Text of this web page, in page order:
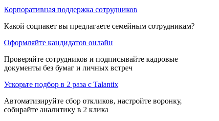
Корпоративная поддержка сотрудников
Какой соцпакет вы предлагаете семейным сотрудникам?
Оформляйте кандидатов онлайн
Проверяйте сотрудников и подписывайте кадровые
документы без бумаг и личных встреч
Ускорьте подбор в 2 раза с Talantix
Автоматизируйте сбор откликов, настройте воронку,
собирайте аналитику в 2 клика